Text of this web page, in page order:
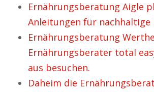
Ernährungsberatung Aigle
Anleitungen für nachhaltige
Ernährungsberatung
Ernährungsberater total
aus besuchen.
Daheim die